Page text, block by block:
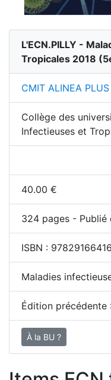
L'ECN.PILLY -
Tropicales 2018 (5
CMIT ALINEA PLUS
Collège des
Infectieuses et
40.00 €
324 pages - Publié
ISBN :
Maladies
Édition précédente
À la BU ?